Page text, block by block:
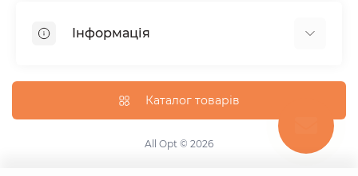
Інформація
Оплата та доставка
Повернення та обмін
Політика конфіденційності
Каталог товарів
All Opt © 2026